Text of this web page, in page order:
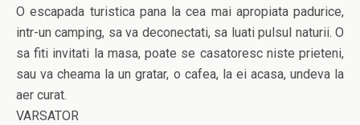
O escapada turistica pana la cea mai apropiata padurice,
intr-un camping, sa va deconectati, sa luati pulsul naturii. O
sa fiti invitati la masa, poate se casatoresc niste prieteni,
sau va cheama la un gratar, o cafea, la ei acasa, undeva la
aer curat.
VARSATOR